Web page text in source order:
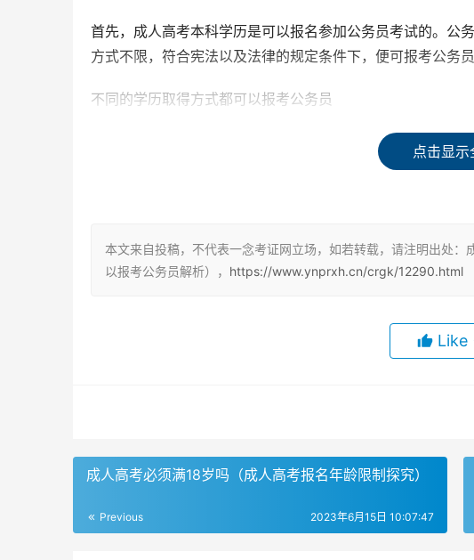
首先，成人高考本科学历是可以报名参加公务员考试的。公
方式不限，符合宪法以及法律的规定条件下，便可报考公务
不同的学历取得方式都可以报考公务员
其次，不仅是成人高考本科文凭可以报考公务员，其他国家
历、开放大学学历、网络教育学历等。因此，无论是哪种学
需要注意的是，报考公务员还需要满足一定的条件。首先，
点击显示
本文来自投稿，不代表一念考证网立场，如若转载，请注明出处
以报考公务员解析）， https://www.ynprxh.cn/crgk/12290.html
Like
成人高考必须满18岁吗（成人高考报名年龄限制探究）
Previous 2023年6月15日 10:07:47